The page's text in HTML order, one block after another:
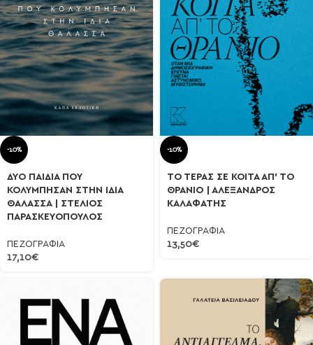
-10%
ΔΥΟ ΠΑΙΔΙΑ ΠΟΥ
ΚΟΛΥΜΠΗΣΑΝ ΣΤΗΝ ΙΔΙΑ
ΘΑΛΑΣΣΑ | ΣΤΕΛΙΟΣ
ΠΑΡΑΣΚΕΥΟΠΟΥΛΟΣ
ΠΕΖΟΓΡΑΦΙΑ
17,10€
-10%
ΤΟ ΤΕΡΑΣ ΣΕ ΚΟΙΤΑ ΑΠ’ ΤΟ
ΘΡΑΝΙΟ | ΑΛΕΞΑΝΔΡΟΣ
ΚΑΛΑΦΑΤΗΣ
ΠΕΖΟΓΡΑΦΙΑ
13,50€